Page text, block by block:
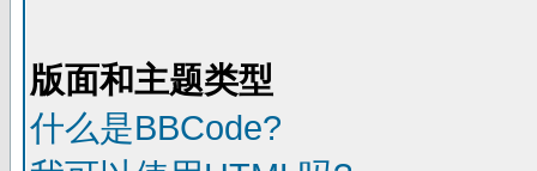
版面和主题类型
什么是BBCode?